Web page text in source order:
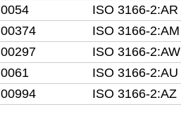
0054
ISO 3166-2:AR
00374
ISO 3166-2:AM
00297
ISO 3166-2:AW
0061
ISO 3166-2:AU
00994
ISO 3166-2:AZ